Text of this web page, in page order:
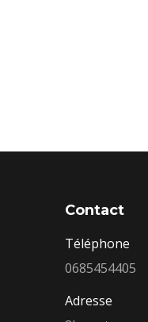
Contact
Téléphone
0685454405
Adresse